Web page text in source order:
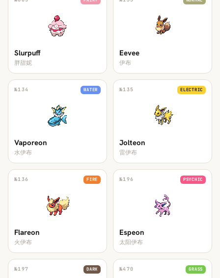
Slurpuff
胖甜妮
Eevee
伊布
№134 WATER
Vaporeon
水伊布
№135 ELECTRIC
Jolteon
雷伊布
№136 FIRE
Flareon
火伊布
№196 PSYCHIC
Espeon
太阳伊布
№197 DARK №470 GRASS